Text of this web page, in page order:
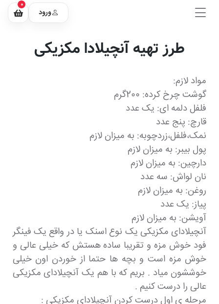
ورود
0
طرز تهیه آنچیلادا مکزیکی
مواد لازم:
گوشت چرخ کرده: 200گرم
فلفل دلمه ای: یک عدد
قارچ: پنج عدد
نمک،فلفل،زردچوبه: به میزان لازم
پول بیبر: به میزان لازم
دارچین: به میزان لازم
نان لواش: سه عدد
روغن: به میزان لازم
پیاز: یک عدد
آویشن: به میزان لازم
آنچیلادای مکزیکی یک نوع اسنک یا در واقع یک فینگر
فود خوش مزه و تقریبا ساده هستش که خیلی عالی و
خوش مزه است و بچه ها حتما از خوردن اون خیلی
خوششون میاد . بریم که با هم یک آنچیلادای مکزیکی
عالی را درست کنیم .
مرحله ی اول درست کردن آنچیلادای مکزیکی :